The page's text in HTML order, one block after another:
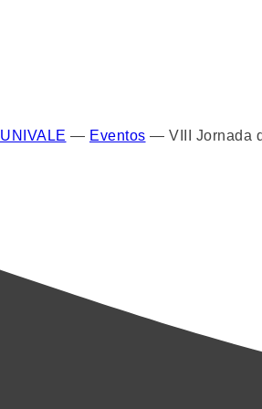
UNIVALE — Eventos — VIII Jornada